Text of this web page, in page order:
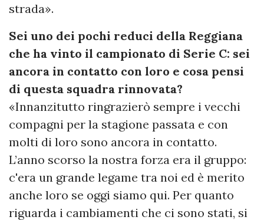
strada».
Sei uno dei pochi reduci della Reggiana
che ha vinto il campionato di Serie C: sei
ancora in contatto con loro e cosa pensi
di questa squadra rinnovata?
«Innanzitutto ringrazierò sempre i vecchi
compagni per la stagione passata e con
molti di loro sono ancora in contatto.
L’anno scorso la nostra forza era il gruppo:
c'era un grande legame tra noi ed è merito
anche loro se oggi siamo qui. Per quanto
riguarda i cambiamenti che ci sono stati, si